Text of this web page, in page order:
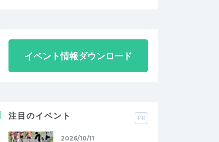
イベント情報ダウンロード
注目のイベント PR
2026/10/11